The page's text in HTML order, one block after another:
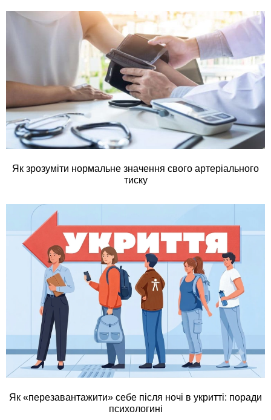
Як зрозуміти нормальне значення свого артеріального
тиску
Як «перезавантажити» себе після ночі в укритті: поради
психологині